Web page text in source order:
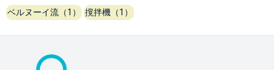
ベルヌーイ流（1） 撹拌機（1）